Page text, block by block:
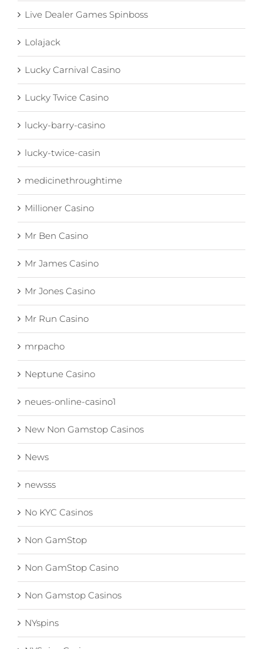
Live Dealer Games Spinboss
Lolajack
Lucky Carnival Casino
Lucky Twice Casino
lucky-barry-casino
lucky-twice-casin
medicinethroughtime
Millioner Casino
Mr Ben Casino
Mr James Casino
Mr Jones Casino
Mr Run Casino
mrpacho
Neptune Casino
neues-online-casino1
New Non Gamstop Casinos
News
newsss
No KYC Casinos
Non GamStop
Non GamStop Casino
Non Gamstop Casinos
NYspins